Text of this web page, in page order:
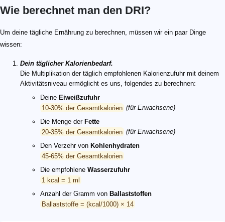
Wie berechnet man den DRI?
Um deine tägliche Ernährung zu berechnen, müssen wir ein paar Dinge
wissen:
Dein täglicher Kalorienbedarf.
Die Multiplikation der täglich empfohlenen Kalorienzufuhr mit deinem
Aktivitätsniveau ermöglicht es uns, folgendes zu berechnen:
Deine Eiweißzufuhr
10-30% der Gesamtkalorien (für Erwachsene)
Die Menge der Fette
20-35% der Gesamtkalorien (für Erwachsene)
Den Verzehr von Kohlenhydraten
45-65% der Gesamtkalorien
Die empfohlene Wasserzufuhr
1 kcal = 1 ml
Anzahl der Gramm von Ballaststoffen
Ballaststoffe = (kcal/1000) × 14